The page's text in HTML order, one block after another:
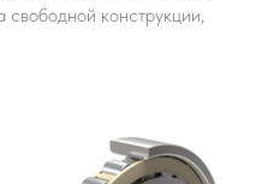
конструкции,